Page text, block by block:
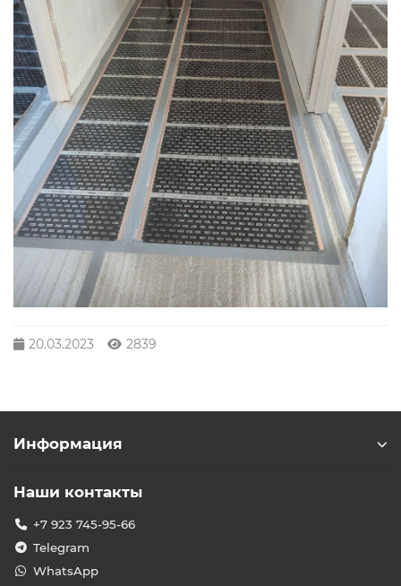
20.03.2023 2839
Информация
Наши контакты
+7 923 745-95-66
Telegram
WhatsApp